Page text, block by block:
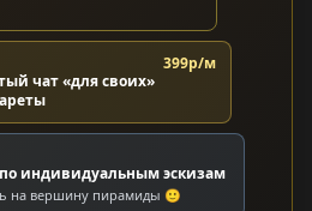
чат «для своих»
399р/м
индивидуальным эскизам
на вершину пирамиды 🙂